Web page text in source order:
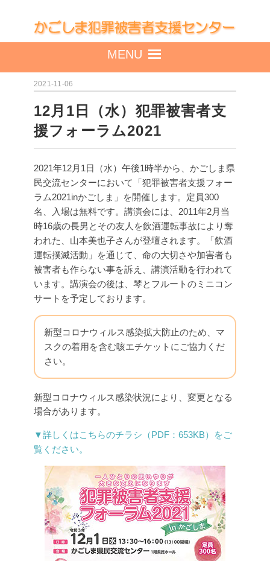
MENU
2021-11-06
12月1日（水）犯罪被害者支
援フォーラム2021
2021年12月1日（水）午後1時半から、かごしま県
民交流センターにおいて「犯罪被害者支援フォー
ラム2021inかごしま」を開催します。定員300
名、入場は無料です。 講演会には、2011年2月当
時16歳の長男とその友人を飲酒運転事故により奪
われた、山本美也子さんが登壇されます。「飲酒
運転撲滅活動」を通じて、命の大切さや加害者も
被害者も作らない事を訴え、講演活動を行われて
います。 講演会の後は、琴とフルートのミニコン
サートを予定しております。
新型コロナウィルス感染拡大防止のため、マ
スクの着用を含む咳エチケットにご協力くだ
さい。
新型コロナウィルス感染状況により、変更となる
場合があります。
▼詳しくはこちらのチラシ（PDF：653KB）をご
覧ください。